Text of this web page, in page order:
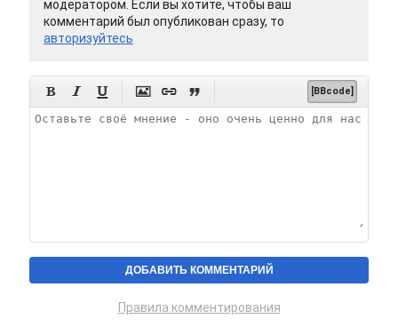
модератором. Если вы хотите, чтобы ваш
комментарий был опубликован сразу, то
авторизуйтесь
      [BBcode]
Правила комментирования